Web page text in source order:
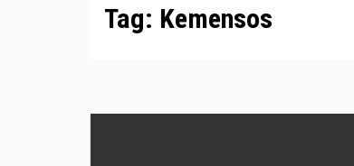
Tag: Kemensos